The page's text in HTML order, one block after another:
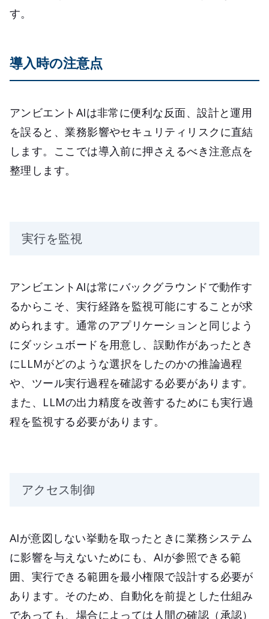
す。
導入時の注意点
アンビエントAIは非常に便利な反面、設計と運用
を誤ると、業務影響やセキュリティリスクに直結
します。ここでは導入前に押さえるべき注意点を
整理します。
実行を監視
アンビエントAIは常にバックグラウンドで動作す
るからこそ、実行経路を監視可能にすることが求
められます。通常のアプリケーションと同じよう
にダッシュボードを用意し、誤動作があったとき
にLLMがどのような選択をしたのかの推論過程
や、ツール実行過程を確認する必要があります。
また、LLMの出力精度を改善するためにも実行過
程を監視する必要があります。
アクセス制御
AIが意図しない挙動を取ったときに業務システム
に影響を与えないためにも、AIが参照できる範
囲、実行できる範囲を最小権限で設計する必要が
あります。そのため、自動化を前提とした仕組み
であっても、場合によっては人間の確認（承認）